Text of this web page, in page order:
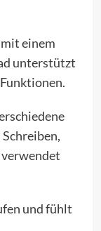
einem
unterstützt
und fühlt